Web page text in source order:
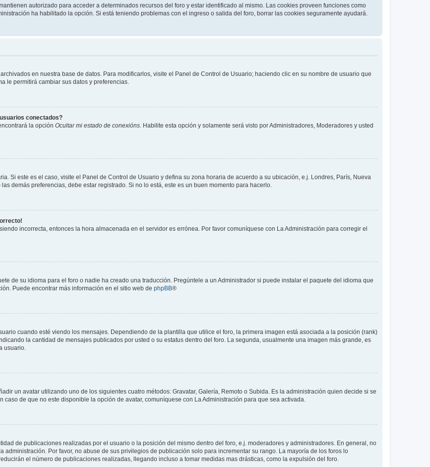
autorizado para acceder a determinados recursos del foro y estar identificado al mismo. Las cookies proveen funciones como
ha habilitado la opción. Si está teniendo problemas con el ingreso o salida del foro, borrar las cookies seguramente ayudará.
en nuestra base de datos. Para modificarlos, visite el Panel de Control de Usuario; haciendo clic en su nombre de usuario que
le permitirá cambiar sus datos y preferencias.
conectados?
la opción Ocultar mi estado de conexións . Habilite esta opción y solamente será visto por Administradores, Moderadores y usted
Si este es el caso, visite el Panel de Control de Usuario y defina su zona horaria de acuerdo a su ubicación, e.j. Londres, París, Nueva
demás preferencias, debe estar registrado. Si no lo está, este es un buen momento para hacerlo.
incorrecta, entonces la hora almacenada en el servidor es errónea. Por favor comuníquese con La Administración para corregir el
de su idioma para el foro o nadie ha creado una traducción. Pregúntele a un Administrador si puede instalar el paquete del idioma que
Puede encontrar más información en el sitio web de phpBB®
cuando esté viendo los mensajes. Dependiendo de la plantilla que utilice el foro, la primera imagen está asociada a la posición (rank)
la cantidad de mensajes publicados por usted o su estatus dentro del foro. La segunda, usualmente una imagen más grande, es
usuario.
un avatar utilizando uno de los siguientes cuatro métodos: Gravatar, Galería, Remoto o Subida. Es la administración quien decide si se
de que no este disponible la opción de avatar, comuníquese con La Administración para que sea activada.
de publicaciones realizadas por el usuario o la posición del mismo dentro del foro, e.j. moderadores y administradores. En general, no
Por favor, no abuse de sus privilegios de publicación solo para incrementar su rango. La mayoría de los foros lo
el número de publicaciones realizadas, llegando incluso a tomar medidas mas drásticas, como la expulsión del foro.